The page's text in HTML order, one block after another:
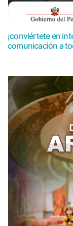
¡conviértete en
comunicación a